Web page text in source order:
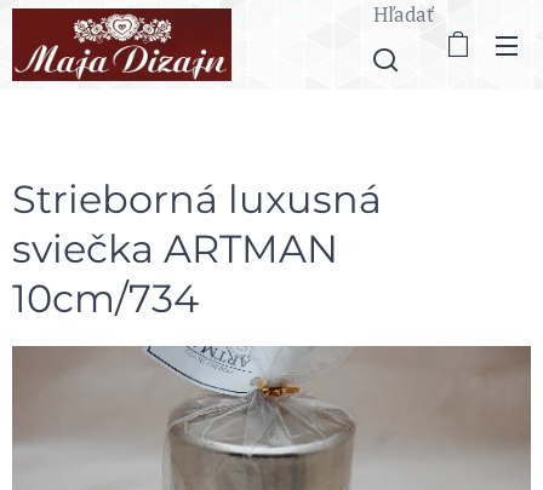
Hľadať
Strieborná luxusná
sviečka ARTMAN
10cm/734